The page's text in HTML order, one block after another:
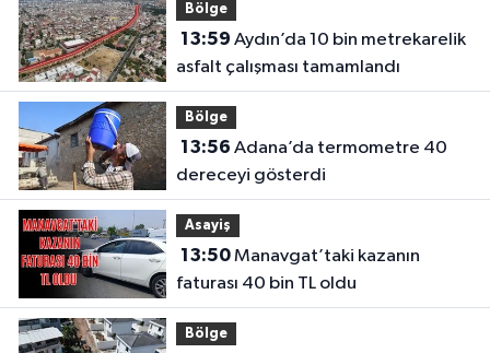
Bölge
13:59
asfalt çalışması tamamlandı
Bölge
13:56
dereceyi gösterdi
Asayiş
13:50Manavgat’taki kazanın
faturası 40 bin TL oldu
Bölge